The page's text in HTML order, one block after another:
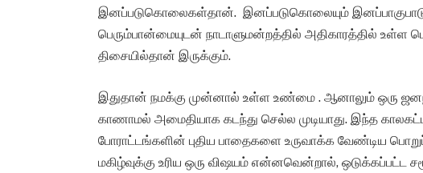
இனப்படுகொலைகள்தான். இனப்படுகொலையும்
பெரும்பான்மையுடன் நாடாளுமன்றத்தில் அதிகாரத்தில் உள்ள
திசையில்தான் இருக்கும்.
இதுதான் நமக்கு முன்னால் உள்ள உண்மை . ஆனாலும் ஒரு
காணாமல் அமைதியாக கடந்து செல்ல முடியாது. இந்த
போராட்டங்களின் புதிய பாதைகளை உருவாக்க வேண்டிய
மகிழ்வுக்கு உரிய ஒரு விஷயம் என்னவென்றால், ஒடுக்கப்பட்ட